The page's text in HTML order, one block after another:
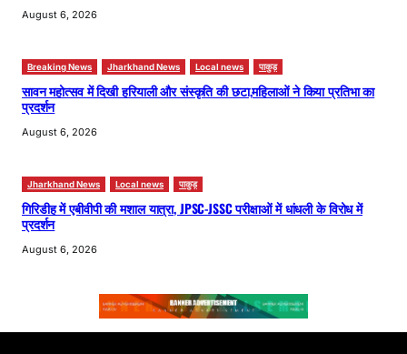
August 6, 2026
Breaking News Jharkhand News Local news पाकुड़
सावन महोत्सव में दिखी हरियाली और संस्कृति की छटा,महिलाओं ने किया प्रतिभा का
प्रदर्शन
August 6, 2026
Jharkhand News Local news पाकुड़
गिरिडीह में एबीवीपी की मशाल यात्रा, JPSC-JSSC परीक्षाओं में धांधली के विरोध में
प्रदर्शन
August 6, 2026